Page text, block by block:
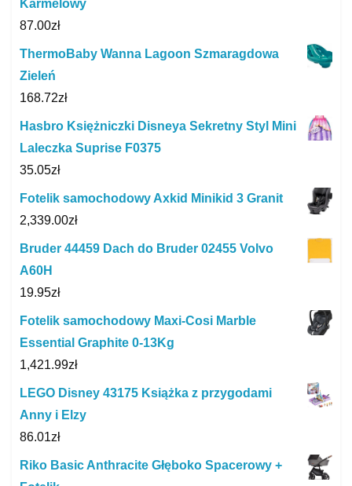
Karmelowy
87.00zł
ThermoBaby Wanna Lagoon Szmaragdowa
Zieleń
168.72zł
Hasbro Księżniczki Disneya Sekretny Styl Mini
Laleczka Suprise F0375
35.05zł
Fotelik samochodowy Axkid Minikid 3 Granit
2,339.00zł
Bruder 44459 Dach do Bruder 02455 Volvo
A60H
19.95zł
Fotelik samochodowy Maxi-Cosi Marble
Essential Graphite 0-13Kg
1,421.99zł
LEGO Disney 43175 Książka z przygodami
Anny i Elzy
86.01zł
Riko Basic Anthracite Głęboko Spacerowy +